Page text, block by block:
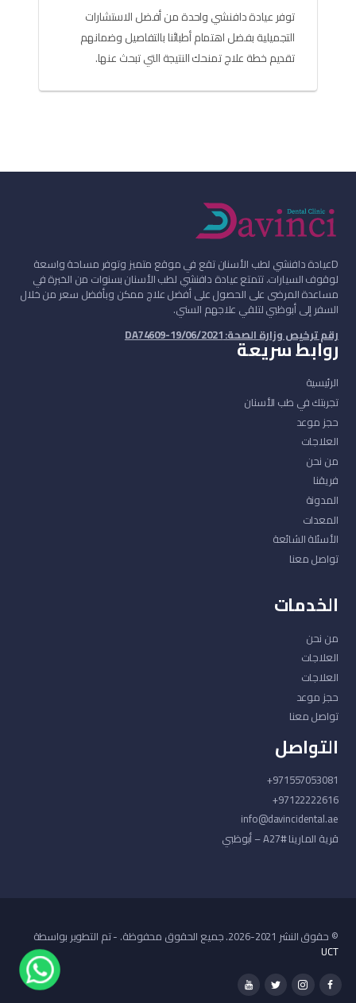
توفر عيادة دافنشي واحدة من أفضل الاستشارات
التجميلية بفضل اهتمام أطبائنا بالتفاصيل وضمانهم
تقديم خطة علاج تمنحك النتيجة التي تبحث عنها.
التواصل
971557053081+
97122222616+
info@davincidental.ae
قرية المارينا #A27 – أبوظبي
الخدمات
من نحن
العلاجات
العلاجات
حجز موعد
تواصل معنا
روابط سريعة
الرئيسية
تجربتك في طب الأسنان
حجز موعد
العلاجات
من نحن
فريقنا
المدونة
المعدات
الأسئلة الشائعة
تواصل معنا
Dعيادة دافنشي لطب الأسنان تقع في موقع متميز وتوفر مساحة واسعة
لوقوف السيارات. تتمتع عيادة دافنشي لطب الأسنان بسنوات من الخبرة في
مساعدة المرضى على الحصول على أفضل علاج ممكن وبأفضل سعر من خلال
السفر إلى أبوظبي لتلقي علاجهم السني.
رقم ترخيص وزارة الصحة: DA74609-19/06/2021
© حقوق النشر 2021-2026. جميع الحقوق محفوظة. - تم التطوير بواسطة
UCT